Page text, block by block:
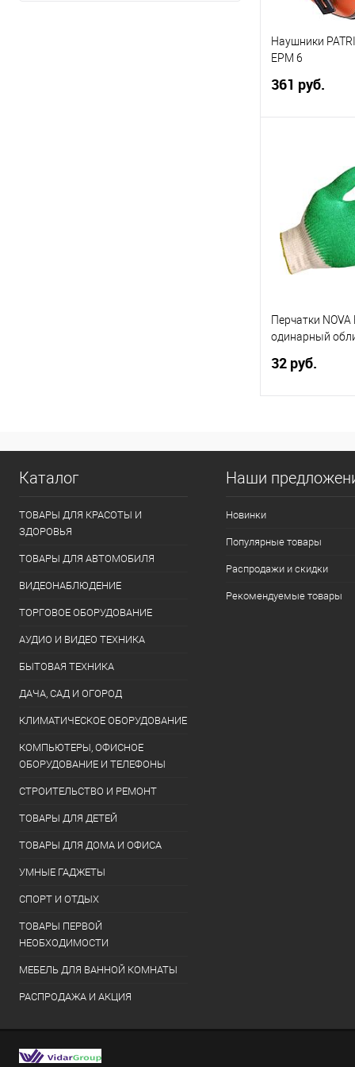
Наушники
EPM 6
361 руб.
Купить в 1
В избранное
Перчатки NOVA
одинарный
32 руб.
Каталог
ТОВАРЫ ДЛЯ КРАСОТЫ И
ЗДОРОВЬЯ
ТОВАРЫ ДЛЯ АВТОМОБИЛЯ
ВИДЕОНАБЛЮДЕНИЕ
ТОРГОВОЕ ОБОРУДОВАНИЕ
АУДИО И ВИДЕО ТЕХНИКА
БЫТОВАЯ ТЕХНИКА
ДАЧА, САД И ОГОРОД
КЛИМАТИЧЕСКОЕ ОБОРУДОВАНИЕ
КОМПЬЮТЕРЫ, ОФИСНОЕ
ОБОРУДОВАНИЕ И ТЕЛЕФОНЫ
СТРОИТЕЛЬСТВО И РЕМОНТ
ТОВАРЫ ДЛЯ ДЕТЕЙ
ТОВАРЫ ДЛЯ ДОМА И ОФИСА
УМНЫЕ ГАДЖЕТЫ
СПОРТ И ОТДЫХ
ТОВАРЫ ПЕРВОЙ
НЕОБХОДИМОСТИ
МЕБЕЛЬ ДЛЯ ВАННОЙ КОМНАТЫ
РАСПРОДАЖА И АКЦИЯ
Наши
Новинки
Популярные товары
Распродажи и скидки
Рекомендуемые товары